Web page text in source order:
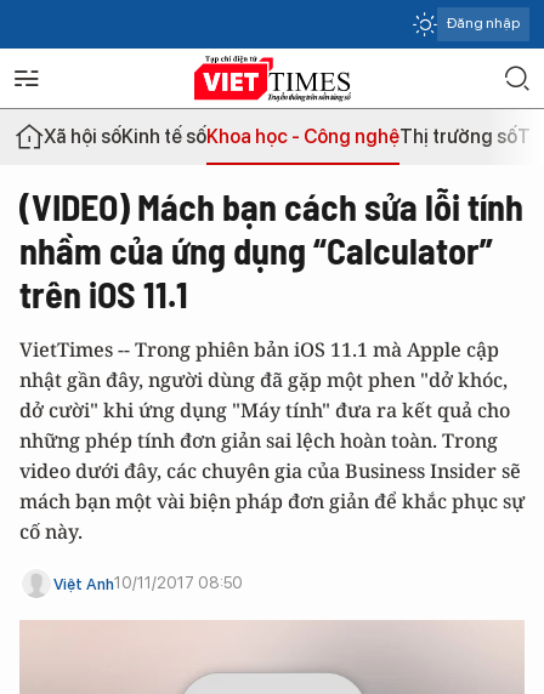
Đăng nhập
Xã hội sốKinh tế sốKhoa học - Công nghệThị trường số
(VIDEO) Mách bạn cách sửa lỗi tính
nhầm của ứng dụng “Calculator”
trên iOS 11.1
VietTimes -- Trong phiên bản iOS 11.1 mà Apple cập
nhật gần đây, người dùng đã gặp một phen "dở khóc,
dở cười" khi ứng dụng "Máy tính" đưa ra kết quả cho
những phép tính đơn giản sai lệch hoàn toàn. Trong
video dưới đây, các chuyên gia của Business Insider sẽ
mách bạn một vài biện pháp đơn giản để khắc phục sự
cố này.
Việt Anh10/11/2017 08:50